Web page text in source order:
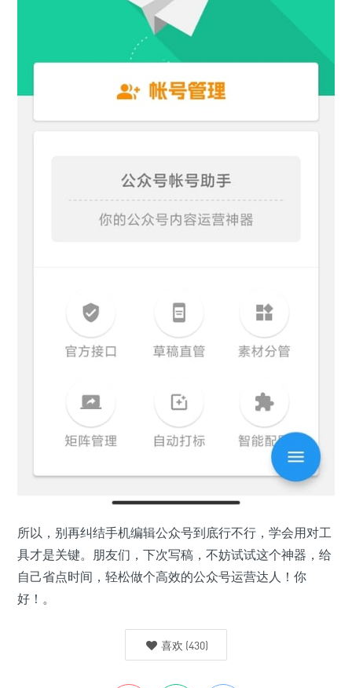
所以，别再纠结手机编辑公众号到底行不行，学会用对工
具才是关键。朋友们，下次写稿，不妨试试这个神器，给
自己省点时间，轻松做个高效的公众号运营达人！你
好！。
喜欢 (430)